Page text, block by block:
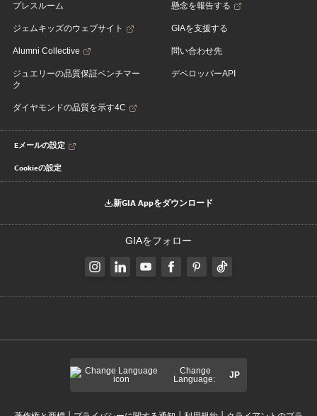
プレスルーム
ジェムキッズのウェブサイト
Alumni Collective
ジュエリーの品質保証ベンチマー
ク
ダイヤモンドの品質を示す4C
懸念を報告する
GIAを支援する
問い合わせ先
デベロッパーAPI
Eメールの設定
Cookieの設定
新GIA Appをダウンロード
GIAをフォロー
Change
Language:
JP